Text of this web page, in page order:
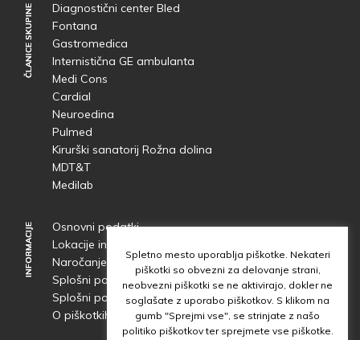
ČLANICE SKUPINE
ČLANICE SKUPINE
Diagnostični center Bled
Fontana
Gastromedica
Internistična GE ambulanta
Medi Cons
Cardial
Neuroedina
Pulmed
Kirurški sanatorij Rožna dolina
MDT&T
Medilab
INFORMACIJE
INFORMACIJE
Osnovni podatki
Lokacije in dostop
Naročanje
čakalne dobe
Splošni pogoji obdelave osebnih podatkov
Splošni pogoji uporabe spletnega mesta
O piškotkih
Spletno mesto uporablja piškotke. Nekateri
piškotki so obvezni za delovanje strani,
neobvezni piškotki se ne aktivirajo, dokler ne
soglašate z uporabo piškotkov. S klikom na
gumb "Sprejmi vse", se strinjate z našo
politiko piškotkov ter sprejmete vse piškotke.